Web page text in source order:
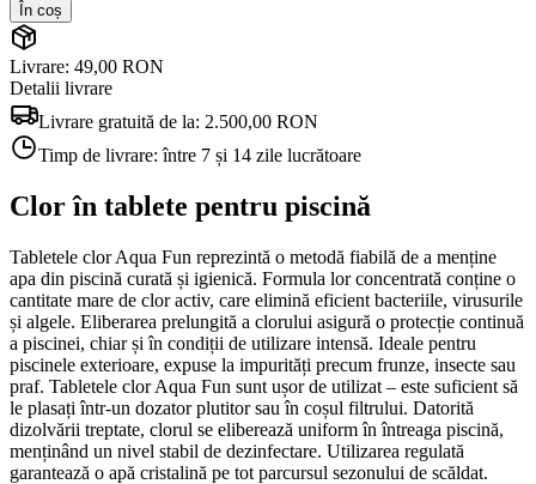
În coș
Livrare: 49,00 RON
Detalii livrare
Livrare gratuită de la: 2.500,00 RON
Timp de livrare:între 7 și 14 zile lucrătoare
Clor în tablete pentru piscină
Tabletele clor Aqua Fun reprezintă o metodă fiabilă de a menține
apa din piscină curată și igienică. Formula lor concentrată conține o
cantitate mare de clor activ, care elimină eficient bacteriile, virusurile
și algele. Eliberarea prelungită a clorului asigură o protecție continuă
a piscinei, chiar și în condiții de utilizare intensă. Ideale pentru
piscinele exterioare, expuse la impurități precum frunze, insecte sau
praf. Tabletele clor Aqua Fun sunt ușor de utilizat – este suficient să
le plasați într-un dozator plutitor sau în coșul filtrului. Datorită
dizolvării treptate, clorul se eliberează uniform în întreaga piscină,
menținând un nivel stabil de dezinfectare. Utilizarea regulată
garantează o apă cristalină pe tot parcursul sezonului de scăldat.